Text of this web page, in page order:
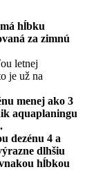
hĺbku
za zimnú
letnej
je už na
menej ako 3
aquaplaningu
dezénu 4 a
dlhšiu
hĺbkou